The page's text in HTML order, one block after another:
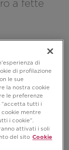
a fette
di
di profilazione
le sue
la nostra cookie
le preferenze
“accetta tutti i
mentre
i cookie”.
attivati i soli
del sito Cookie